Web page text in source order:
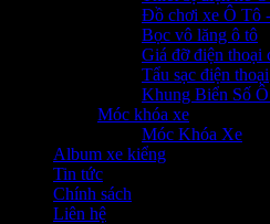
Đồ chơi xe Ô Tô
Bọc vô lăng ô tô
Giá đỡ điện thoại
Tẩu sạc điện thoại
Khung Biển Số
Móc khóa xe
Móc Khóa Xe
Album xe kiểng
Tin tức
Chính sách
Liên hệ